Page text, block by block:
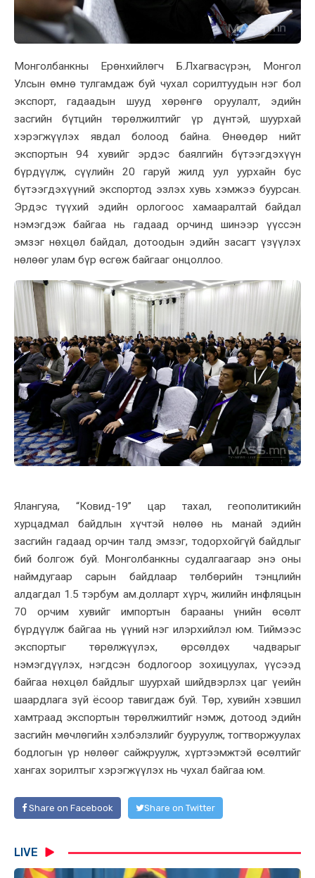
Монголбанкны Ерөнхийлөгч Б.Лхагвасүрэн, Монгол
Улсын өмнө тулгамдаж буй чухал сорилтуудын нэг бол
экспорт, гадаадын шууд хөрөнгө оруулалт, эдийн
засгийн бүтцийн төрөлжилтийг үр дүнтэй, шуурхай
хэрэгжүүлэх явдал болоод байна. Өнөөдөр нийт
экспортын 94 хувийг эрдэс баялгийн бүтээгдэхүүн
бүрдүүлж, сүүлийн 20 гаруй жилд уул уурхайн бус
бүтээгдэхүүний экспортод эзлэх хувь хэмжээ буурсан.
Эрдэс түүхий эдийн орлогоос хамааралтай байдал
нэмэгдэж байгаа нь гадаад орчинд шинээр үүссэн
эмзэг нөхцөл байдал, дотоодын эдийн засагт үзүүлэх
нөлөөг улам бүр өсгөж байгааг онцоллоо.
Ялангуяа, “Ковид-19” цар тахал, геополитикийн
хурцадмал байдлын хүчтэй нөлөө нь манай эдийн
засгийн гадаад орчин талд эмзэг, тодорхойгүй байдлыг
бий болгож буй. Монголбанкны судалгаагаар энэ оны
наймдугаар сарын байдлаар төлбөрийн тэнцлийн
алдагдал 1.5 тэрбум ам.долларт хүрч, жилийн инфляцын
70 орчим хувийг импортын барааны үнийн өсөлт
бүрдүүлж байгаа нь үүний нэг илэрхийлэл юм. Тиймээс
экспортыг төрөлжүүлэх, өрсөлдөх чадварыг
нэмэгдүүлэх, нэгдсэн бодлогоор зохицуулах, үүсээд
байгаа нөхцөл байдлыг шуурхай шийдвэрлэх цаг үеийн
шаардлага зүй ёсоор тавигдаж буй. Төр, хувийн хэвшил
хамтраад экспортын төрөлжилтийг нэмж, дотоод эдийн
засгийн мөчлөгийн хэлбэлзлийг бууруулж, тогтворжуулах
бодлогын үр нөлөөг сайжруулж, хүртээмжтэй өсөлтийг
хангах зорилтыг хэрэгжүүлэх нь чухал байгаа юм.
Share on Facebook Share on Twitter
LIVE